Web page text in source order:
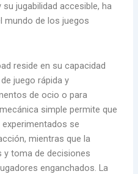
jugabilidad accesible, ha
mundo de los juegos
reside en su capacidad
juego rápida y
de ocio o para
simple permite que
se
mientras que la
y toma de decisiones
enganchados. La